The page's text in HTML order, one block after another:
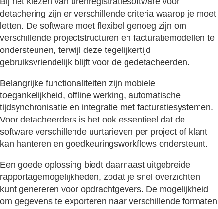
detachering zijn er verschillende criteria waarop je moet
letten. De software moet flexibel genoeg zijn om
verschillende projectstructuren en facturatiemodellen te
ondersteunen, terwijl deze tegelijkertijd
gebruiksvriendelijk blijft voor de gedetacheerden.
Belangrijke functionaliteiten zijn mobiele
toegankelijkheid, offline werking, automatische
tijdsynchronisatie en integratie met facturatiesystemen.
Voor detacheerders is het ook essentieel dat de
software verschillende uurtarieven per project of klant
kan hanteren en goedkeuringsworkflows ondersteunt.
Een goede oplossing biedt daarnaast uitgebreide
rapportagemogelijkheden, zodat je snel overzichten
kunt genereren voor opdrachtgevers. De mogelijkheid
om gegevens te exporteren naar verschillende formaten